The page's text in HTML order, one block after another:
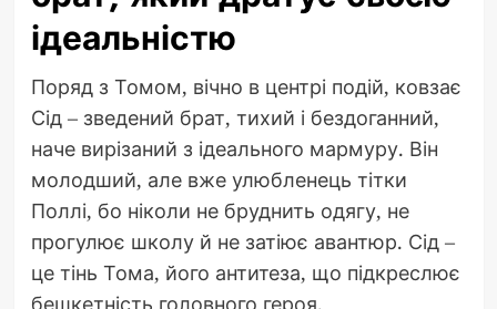
ідеальністю
Поряд з Томом, вічно в центрі подій, ковзає
Сід – зведений брат, тихий і бездоганний,
наче вирізаний з ідеального мармуру. Він
молодший, але вже улюбленець тітки
Поллі, бо ніколи не бруднить одягу, не
прогулює школу й не затіює авантюр. Сід –
це тінь Тома, його антитеза, що підкреслює
бешкетність головного героя.